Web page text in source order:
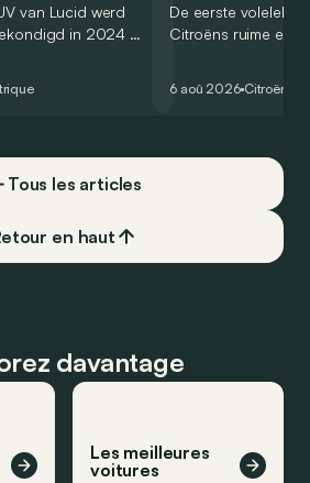
van Lucid werd
in 2024 en
De eerste
Citroëns ruime en
dat ook gelukt?
6 aoû 2026 Citroën
Tous les articles
en haut
davantage
Les meilleures
voitures